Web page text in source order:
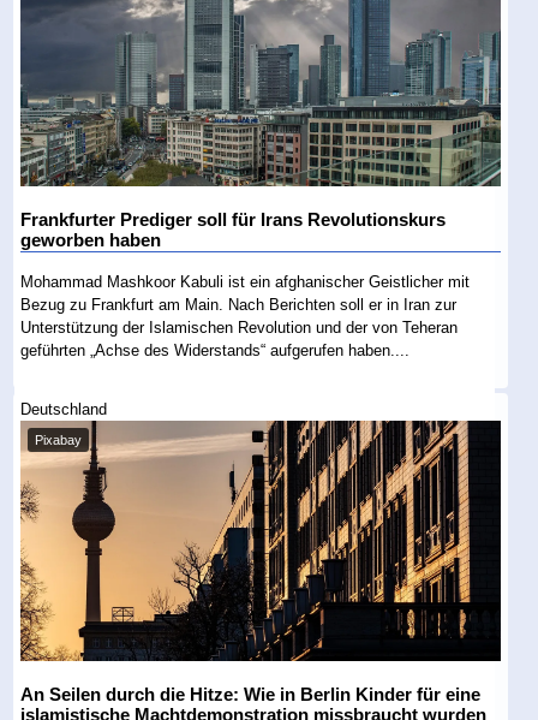
Frankfurter Prediger soll für Irans Revolutionskurs
geworben haben
Mohammad Mashkoor Kabuli ist ein afghanischer Geistlicher mit
Bezug zu Frankfurt am Main. Nach Berichten soll er in Iran zur
Unterstützung der Islamischen Revolution und der von Teheran
geführten „Achse des Widerstands“ aufgerufen haben....
Deutschland
Pixabay
An Seilen durch die Hitze: Wie in Berlin Kinder für eine
islamistische Machtdemonstration missbraucht wurden